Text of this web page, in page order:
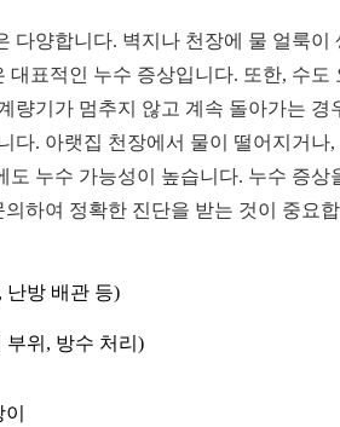
다양합니다. 벽지나 천장에 물 얼룩이
대표적인 누수 증상입니다. 또한, 수도
량기가 멈추지 않고 계속 돌아가는 경
다. 아랫집 천장에서 물이 떨어지거나,
도 누수 가능성이 높습니다. 누수 증상
하여 정확한 진단을 받는 것이 중요
난방 배관 등)
부위, 방수 처리)